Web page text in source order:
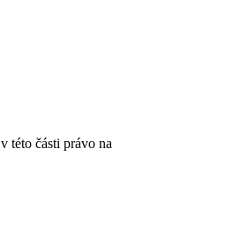
této části právo na